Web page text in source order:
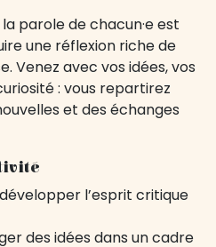
parole de chacun·e est
une réflexion riche de
Venez avec vos idées, vos
: vous repartirez
et des échanges
l’esprit critique
des idées dans un cadre